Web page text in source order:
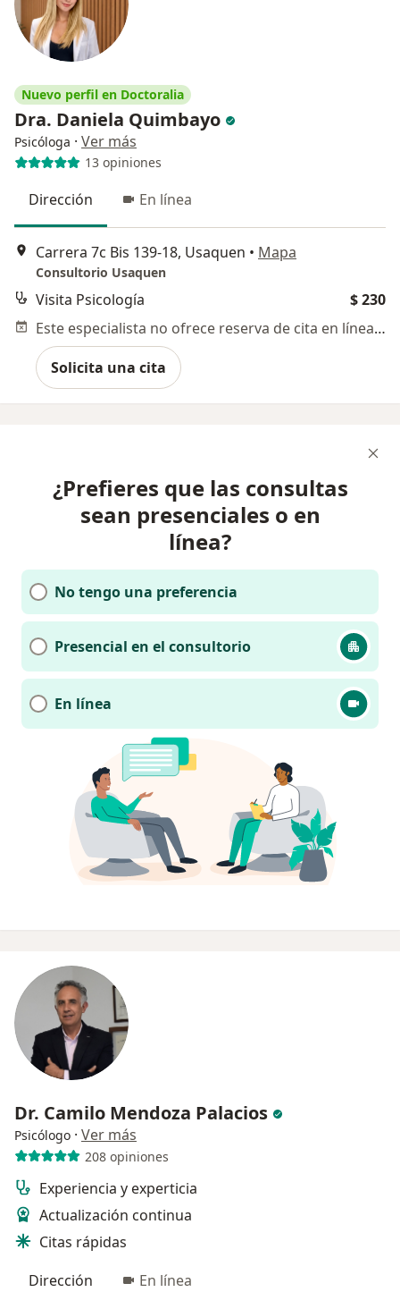
Nuevo perfil en Doctoralia
Dra. Daniela Quimbayo
Psicóloga · Ver más
13 opiniones
Dirección En línea
Carrera 7c Bis 139-18, Usaquen • Mapa
Consultorio Usaquen
Visita Psicología
$ 230
Este especialista no ofrece reserva de cita en línea en esta dirección.
Solicita una cita
¿Prefieres que las consultas
sean presenciales o en
línea?
No tengo una preferencia
Presencial en el consultorio
En línea
Dr. Camilo Mendoza Palacios
Psicólogo · Ver más
208 opiniones
Experiencia y experticia
Actualización continua
Citas rápidas
Dirección
En línea